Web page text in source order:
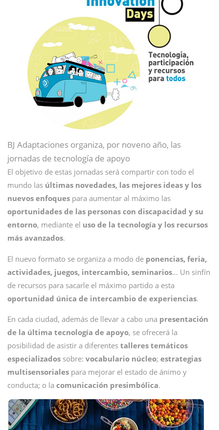
BJ Adaptaciones organiza, por noveno año, las
jornadas de tecnología de apoyo
El objetivo de estas jornadas será compartir con todo el
mundo las últimas novedades, las mejores ideas y los
nuevos enfoques para aumentar al máximo las
oportunidades de las personas con discapacidad y su
entorno, mediante el uso de la tecnología y los recursos
más avanzados.
El nuevo formato se organiza a modo de ponencias, feria,
actividades, juegos, intercambio, seminarios… Un sinfín
de recursos para sacarle el máximo partido a esta
oportunidad única de intercambio de experiencias.
En cada ciudad, además de llevar a cabo una presentación
de la última tecnología de apoyo, se ofrecerá la
posibilidad de asistir a diferentes talleres temáticos
especializados sobre: vocabulario núcleo; estrategias
multisensoriales para mejorar el estado de ánimo y
conducta; o la comunicación presimbólica.